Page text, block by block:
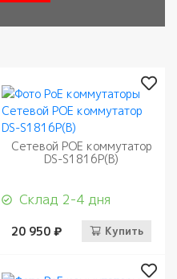
Сетевой РОЕ коммутатор
DS-S1816P(B)
Склад 2-4 дня
20 950 ₽ Купить